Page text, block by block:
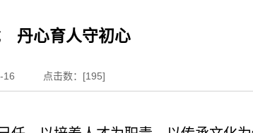
丹心育人守初心
16 点击数：[195]